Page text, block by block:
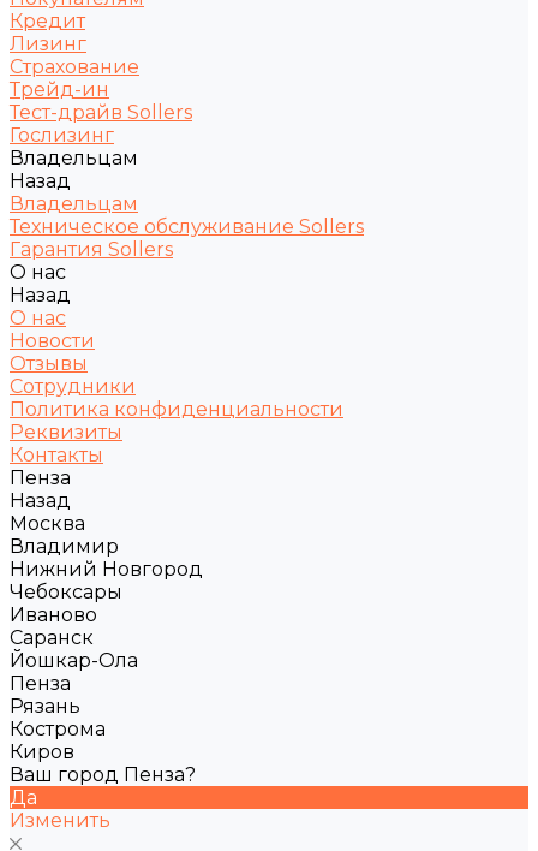
Кредит
Лизинг
Страхование
Трейд-ин
Тест-драйв Sollers
Гослизинг
Владельцам
Назад
Владельцам
Техническое обслуживание Sollers
Гарантия Sollers
О нас
Назад
О нас
Новости
Отзывы
Сотрудники
Политика конфиденциальности
Реквизиты
Контакты
Пенза
Назад
Москва
Владимир
Нижний Новгород
Чебоксары
Иваново
Саранск
Йошкар-Ола
Пенза
Рязань
Кострома
Киров
Ваш город Пенза?
Да
Изменить